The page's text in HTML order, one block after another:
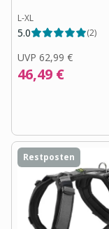
L-XL
5.0 (2)
UVP 62,99 €
46,49 €
Restposten